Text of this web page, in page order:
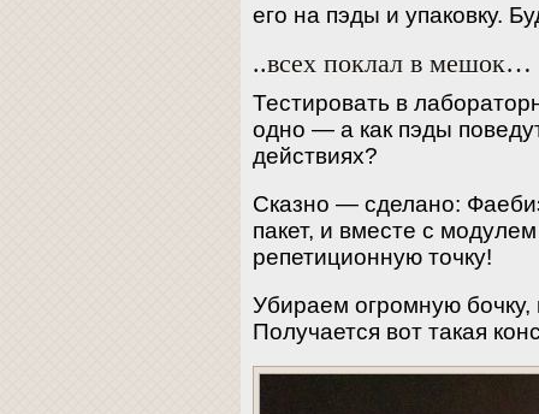
его на пэды и упаковку.
..всех поклал в мешок…
Тестировать в
одно — а как пэды
действиях?
Сказно — сделано:
пакет, и вместе с
репетиционную точку!
Убираем огромную
Получается вот такая